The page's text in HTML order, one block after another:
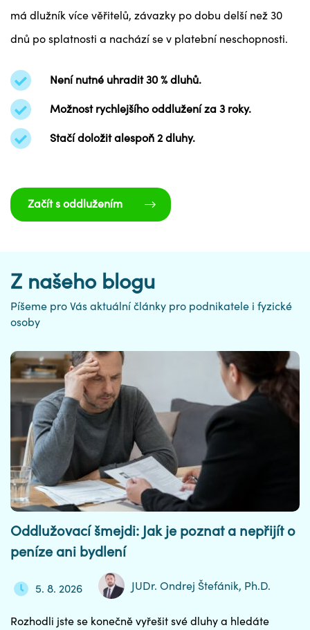
má dlužník více věřitelů, závazky po dobu delší než 30
dnů po splatnosti a nachází se v platební neschopnosti.
Není nutné uhradit 30 % dluhů.
Možnost rychlejšího oddlužení za 3 roky.
Stačí doložit alespoň 2 dluhy.
Začít s oddlužením
Z našeho blogu
Píšeme pro Vás aktuální články pro podnikatele i fyzické
osoby
Oddlužovací šmejdi: Jak je poznat a nepřijít o
peníze ani bydlení
5. 8. 2026 JUDr. Ondrej Štefánik, Ph.D.
Rozhodli jste se konečně vyřešit své dluhy a hledáte